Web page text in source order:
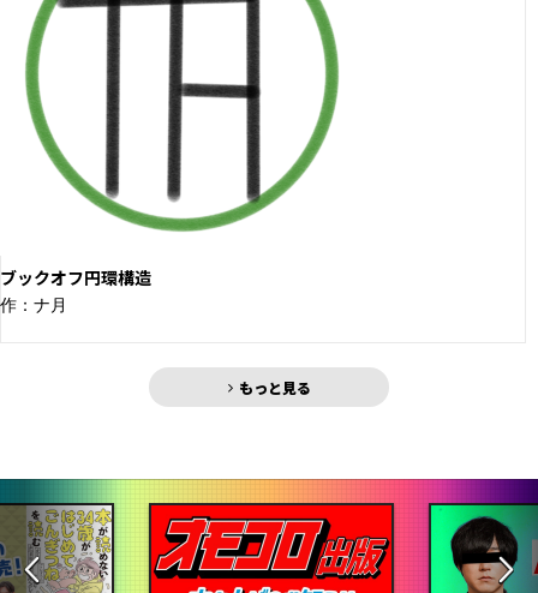
ブックオフ円環構造
作：ナ月
もっと見る